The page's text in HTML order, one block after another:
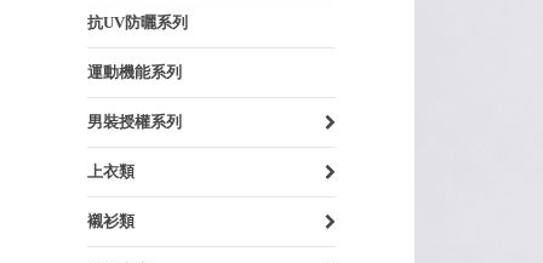
抗UV防曬系列
運動機能系列
男裝授權系列
上衣類
襯衫類